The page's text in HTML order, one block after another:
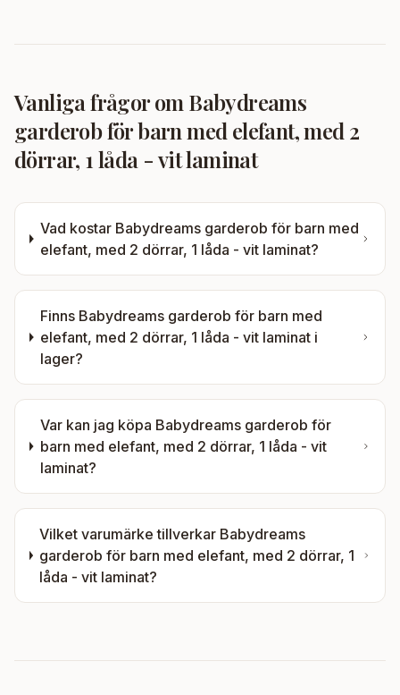
Vanliga frågor om Babydreams
garderob för barn med elefant, med 2
dörrar, 1 låda - vit laminat
Vad kostar Babydreams garderob för barn med
elefant, med 2 dörrar, 1 låda - vit laminat?
Finns Babydreams garderob för barn med
elefant, med 2 dörrar, 1 låda - vit laminati
lager?
Var kan jag köpa Babydreams garderob för
barn med elefant, med 2 dörrar, 1 låda - vit
laminat?
Vilket varumärke tillverkar Babydreams
garderob för barn med elefant, med 2 dörrar, 1
låda - vit laminat?